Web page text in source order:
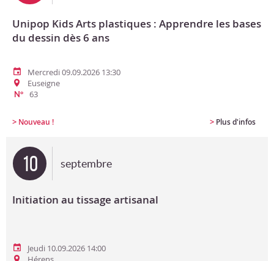
Unipop Kids Arts plastiques : Apprendre les bases
du dessin dès 6 ans
Mercredi 09.09.2026 13:30
Euseigne
N° 63
> Nouveau ! > Plus d'infos
10 septembre
Initiation au tissage artisanal
Jeudi 10.09.2026 14:00